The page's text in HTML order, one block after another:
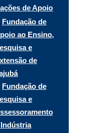
de Apoio
Fundação de
ao Ensino,
e
de
Fundação de
e